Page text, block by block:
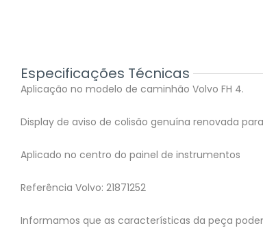
Especificações Técnicas
Aplicação no modelo de caminhão Volvo FH 4.
Display de aviso de colisão genuína renovada
Aplicado no centro do painel de instrumentos
Referência Volvo: 21871252
Informamos que as características da peça